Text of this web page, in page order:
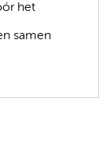
het
samen